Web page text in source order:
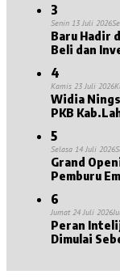
3
Senin 13 Juli 2026
Baru Hadir
Beli
4
Kamis 23 Juli 2026
Widia
PKB
5
Selasa 14 Juli 2026
Grand
Pemburu
6
Jumat 24 Juli 2026
Peran
Dimulai